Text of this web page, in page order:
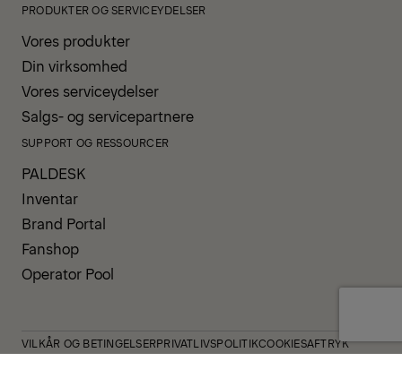
PRODUKTER OG SERVICEYDELSER
Vores produkter
Din virksomhed
Vores serviceydelser
Salgs- og servicepartnere
SUPPORT OG RESSOURCER
PALDESK
Inventar
Brand Portal
Fanshop
Operator Pool
VILKÅR OG BETINGELSERPRIVATLIVSPOLITIKCOOKIESAFTRYK